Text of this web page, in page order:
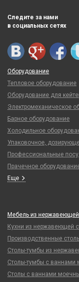
Следите за нами
в социальных сетях
Оборудование
Тепловое оборудование
Оборудование для
Электромеханическое
Барное оборудование
Холодильное
Упаковочное,
Профессиональные
Прачечное
Еще
Мебель из нержавеющей
Кухни из нержавеющей
Производственные
Столы-тумбы из
Столы-тумбы с ваннами
Столы с ваннами